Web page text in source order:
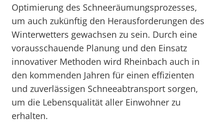
Optimierung des Schneeräumungsprozesses,
um auch zukünftig den Herausforderungen des
Winterwetters gewachsen zu sein. Durch eine
vorausschauende Planung und den Einsatz
innovativer Methoden wird Rheinbach auch in
den kommenden Jahren für einen effizienten
und zuverlässigen Schneeabtransport sorgen,
um die Lebensqualität aller Einwohner zu
erhalten.